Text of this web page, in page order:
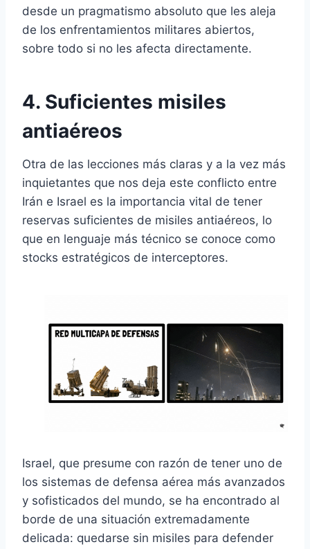
desde un pragmatismo absoluto que les aleja
de los enfrentamientos militares abiertos,
sobre todo si no les afecta directamente.
4. Suficientes misiles
antiaéreos
Otra de las lecciones más claras y a la vez más
inquietantes que nos deja este conflicto entre
Irán e Israel es la importancia vital de tener
reservas suficientes de misiles antiaéreos, lo
que en lenguaje más técnico se conoce como
stocks estratégicos de interceptores.
Israel, que presume con razón de tener uno de
los sistemas de defensa aérea más avanzados
y sofisticados del mundo, se ha encontrado al
borde de una situación extremadamente
delicada: quedarse sin misiles para defender